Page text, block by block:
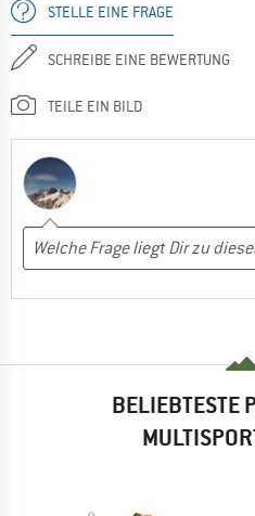
STELLE EINE FRAGE
SCHREIBE EINE BEWERTUNG
TEILE EIN BILD
BELIEBTESTE